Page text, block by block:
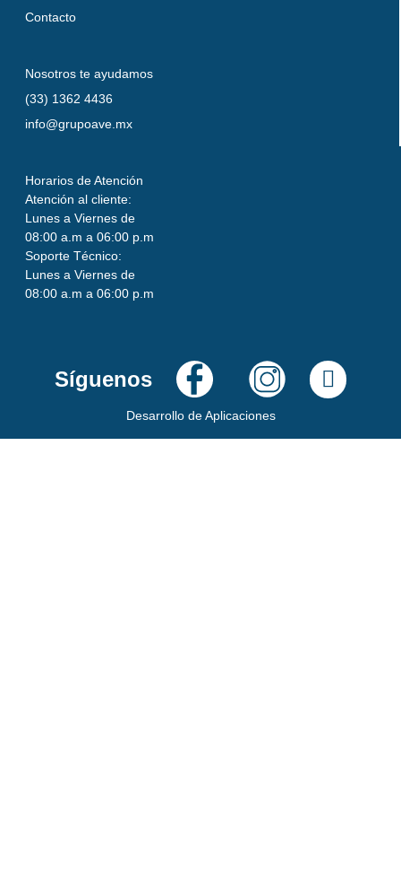
Contacto
Nosotros te ayudamos
(33) 1362 4436
info@grupoave.mx
Horarios de Atención
Atención al cliente:
Lunes a Viernes de
08:00 a.m a 06:00 p.m
Soporte Técnico:
Lunes a Viernes de
08:00 a.m a 06:00 p.m
Síguenos
Desarrollo de Aplicaciones